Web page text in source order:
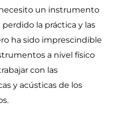
un instrumento
la práctica y las
ha sido imprescindible
a nivel físico
con las
y acústicas de los